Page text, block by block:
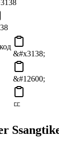
&#x3138;
&#12600;
ㄸ